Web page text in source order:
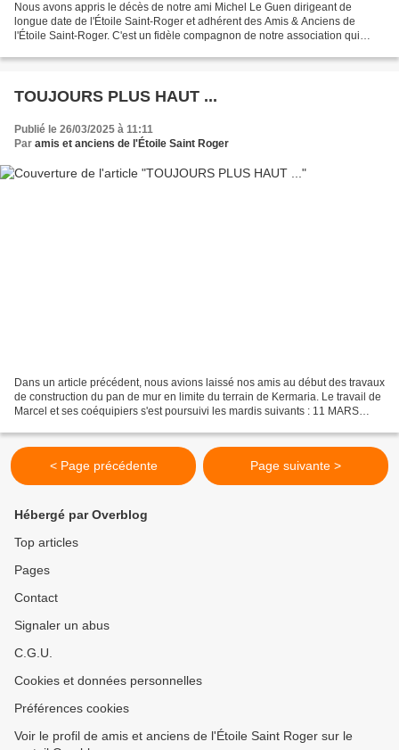
Nous avons appris le décès de notre ami Michel Le Guen dirigeant de
longue date de l'Étoile Saint-Roger et adhérent des Amis & Anciens de
l'Étoile Saint-Roger. C'est un fidèle compagnon de notre association qui
TOUJOURS PLUS HAUT ...
Publié le 26/03/2025 à 11:11
Par amis et anciens de l'Étoile Saint Roger
Dans un article précédent, nous avions laissé nos amis au début des travaux
de construction du pan de mur en limite du terrain de Kermaria. Le travail de
Marcel et ses coéquipiers s'est poursuivi les mardis suivants : 11 MARS
< Page précédente Page suivante >
Hébergé par Overblog
Top articles
Pages
Contact
Signaler un abus
C.G.U.
Cookies et données personnelles
Préférences cookies
Voir le profil de amis et anciens de l'Étoile Saint Roger sur le